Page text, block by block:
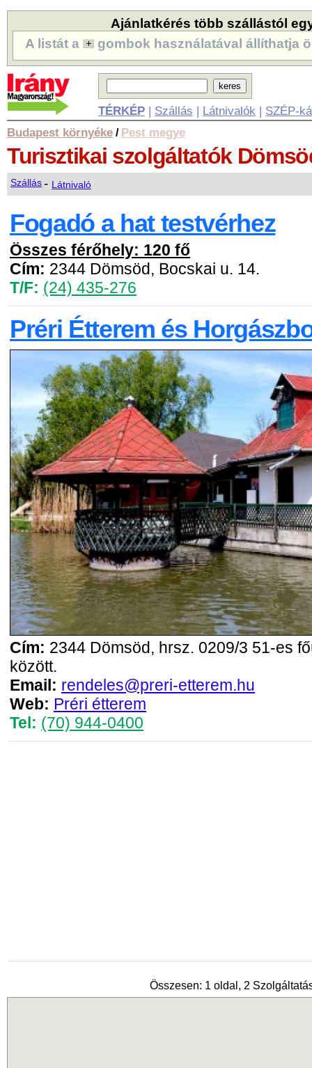
Ajánlatkérés több szállástól
A listát a
gombok használatával állíthatja
TÉRKÉP| Szállás | Látnivalók | SZÉP-
Budapest környéke / Pest megye
Turisztikai szolgáltatók
Szállás- Látnivaló
Fogadó a hat testvérhez
Összes férőhely: 120 fő
Cím: 2344 Dömsöd, Bocskai u. 14.
T/F: (24) 435-276
Préri Étterem és
Cím: 2344 Dömsöd, hrsz. 0209/3 51-es
között.
Email: rendeles@preri-etterem.hu
Web: Préri étterem
Tel: (70) 944-0400
Összesen: 1 oldal, 2